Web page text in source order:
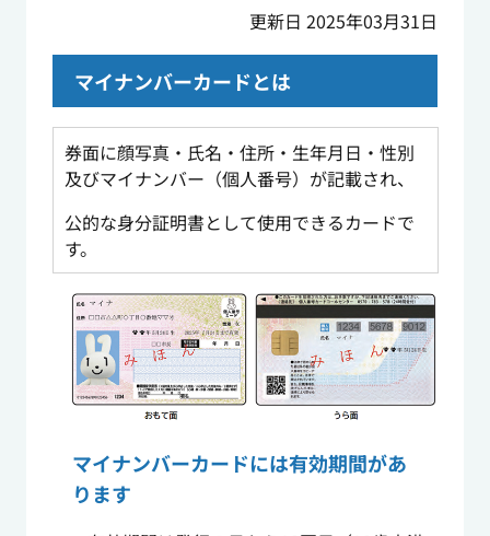
更新日 2025年03月31日
マイナンバーカードとは
券面に顔写真・氏名・住所・生年月日・性別
及びマイナンバー（個人番号）が記載され、
公的な身分証明書として使用できるカードで
す。
マイナンバーカードには有効期間があ
ります